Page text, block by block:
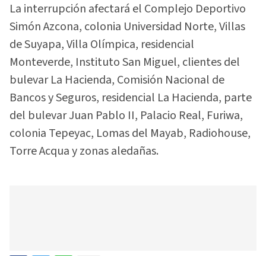
La interrupción afectará el Complejo Deportivo
Simón Azcona, colonia Universidad Norte, Villas
de Suyapa, Villa Olímpica, residencial
Monteverde, Instituto San Miguel, clientes del
bulevar La Hacienda, Comisión Nacional de
Bancos y Seguros, residencial La Hacienda, parte
del bulevar Juan Pablo II, Palacio Real, Furiwa,
colonia Tepeyac, Lomas del Mayab, Radiohouse,
Torre Acqua y zonas aledañas.